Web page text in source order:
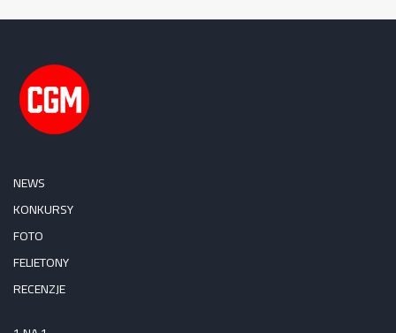
NEWS
KONKURSY
FOTO
FELIETONY
RECENZJE